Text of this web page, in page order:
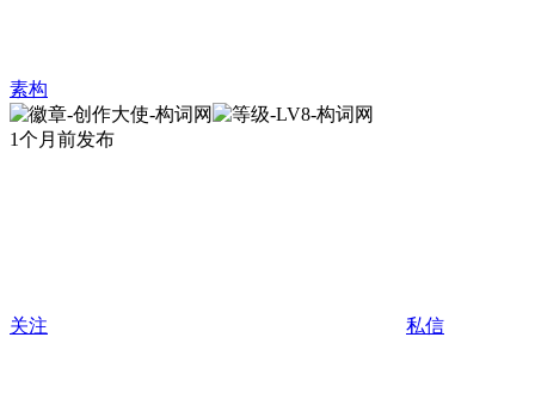
素构
1个月前发布
关注 私信